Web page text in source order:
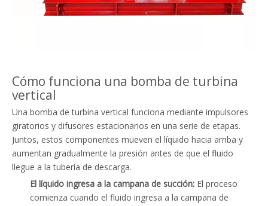
Cómo funciona una bomba de turbina
vertical
Una bomba de turbina vertical funciona mediante impulsores
giratorios y difusores estacionarios en una serie de etapas.
Juntos, estos componentes mueven el líquido hacia arriba y
aumentan gradualmente la presión antes de que el fluido
llegue a la tubería de descarga.
El líquido ingresa a la campana de succión: El proceso
comienza cuando el fluido ingresa a la campana de